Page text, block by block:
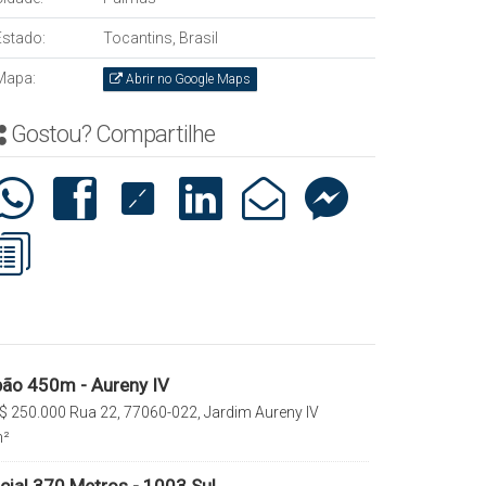
Tocantins, Brasil
Abrir no Google Maps
Gostou? Compartilhe
450m - Aureny IV
250.000 Rua 22, 77060-022, Jardim Aureny IV
Tocantins, Brasil